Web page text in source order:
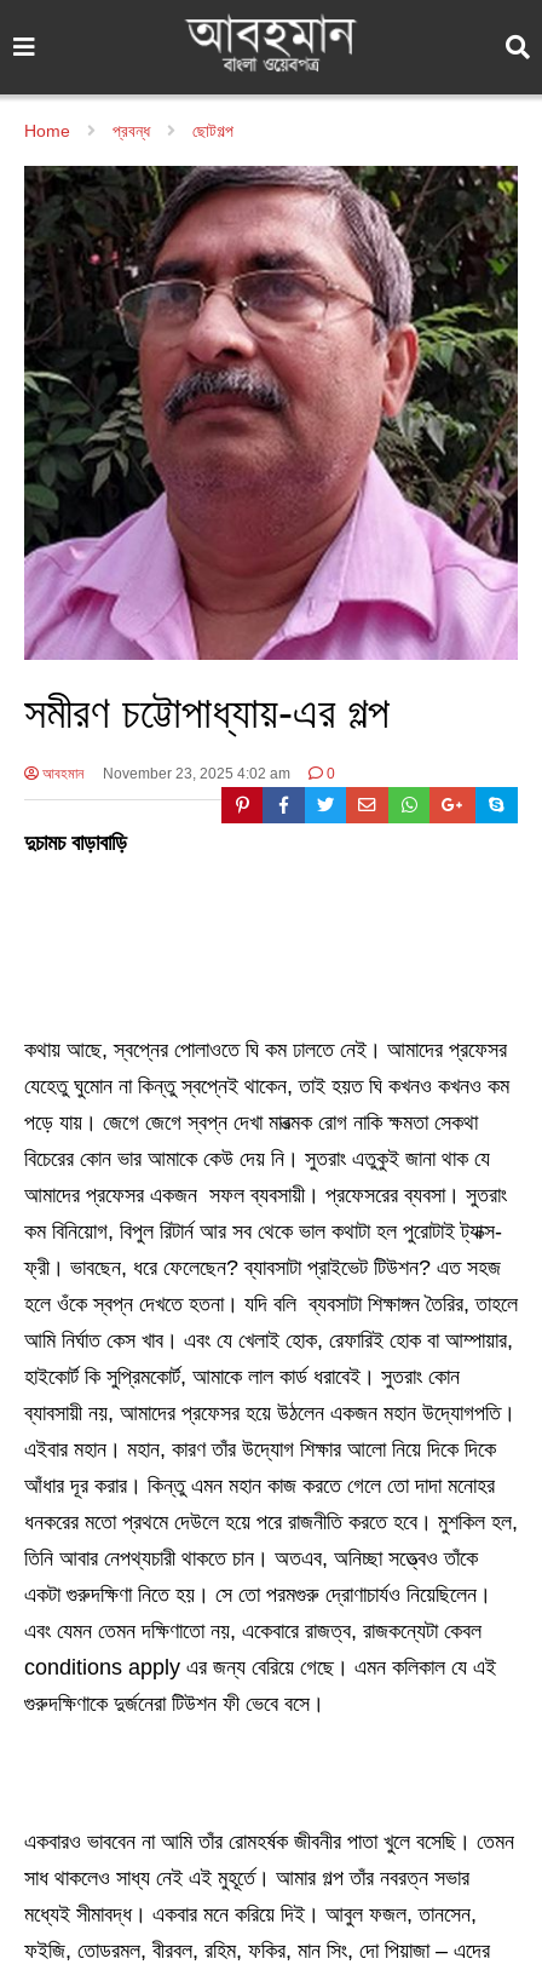
Home প্রবন্ধ ছোটগল্প
সমীরণ চট্টোপাধ্যায়-এর গল্প
আবহমান November 23, 2025 4:02 am 0
দুচামচ বাড়াবাড়ি
কথায় আছে, স্বপ্নের পোলাওতে ঘি কম ঢালতে নেই। আমাদের প্রফেসর
যেহেতু ঘুমোন না কিন্তু স্বপ্নেই থাকেন, তাই হয়ত ঘি কখনও কখনও কম
পড়ে যায়। জেগে জেগে স্বপ্ন দেখা মারত্মক রোগ নাকি ক্ষমতা সেকথা
বিচেরের কোন ভার আমাকে কেউ দেয় নি। সুতরাং এতুকুই জানা থাক যে
আমাদের প্রফেসর একজন সফল ব্যবসায়ী। প্রফেসরের ব্যবসা। সুতরাং
কম বিনিয়োগ, বিপুল রিটার্ন আর সব থেকে ভাল কথাটা হল পুরোটাই ট্যাক্স-
ফ্রী। ভাবছেন, ধরে ফেলেছেন? ব্যাবসাটা প্রাইভেট টিউশন? এত সহজ
হলে ওঁকে স্বপ্ন দেখতে হতনা। যদি বলি ব্যবসাটা শিক্ষাঙ্গন তৈরির, তাহলে
আমি নির্ঘাত কেস খাব। এবং যে খেলাই হোক, রেফারিই হোক বা আম্পায়ার,
হাইকোর্ট কি সুপ্রিমকোর্ট, আমাকে লাল কার্ড ধরাবেই। সুতরাং কোন
ব্যাবসায়ী নয়, আমাদের প্রফেসর হয়ে উঠলেন একজন মহান উদ্যোগপতি।
এইবার মহান। মহান, কারণ তাঁর উদ্যোগ শিক্ষার আলো নিয়ে দিকে দিকে
আঁধার দূর করার। কিন্তু এমন মহান কাজ করতে গেলে তো দাদা মনোহর
ধনকরের মতো প্রথমে দেউলে হয়ে পরে রাজনীতি করতে হবে। মুশকিল হল,
তিনি আবার নেপথ্যচারী থাকতে চান। অতএব, অনিচ্ছা সত্ত্বেও তাঁকে
একটা গুরুদক্ষিণা নিতে হয়। সে তো পরমগুরু দ্রোণাচার্যও নিয়েছিলেন।
এবং যেমন তেমন দক্ষিণাতো নয়, একেবারে রাজত্ব, রাজকন্যেটা কেবল
conditions apply এর জন্য বেরিয়ে গেছে। এমন কলিকাল যে এই
গুরুদক্ষিণাকে দুর্জনেরা টিউশন ফী ভেবে বসে।
একবারও ভাববেন না আমি তাঁর রোমহর্ষক জীবনীর পাতা খুলে বসেছি। তেমন
সাধ থাকলেও সাধ্য নেই এই মুহূর্তে। আমার গল্প তাঁর নবরত্ন সভার
মধ্যেই সীমাবদ্ধ। একবার মনে করিয়ে দিই। আবুল ফজল, তানসেন,
ফইজি, তোডরমল, বীরবল, রহিম, ফকির, মান সিং, দো পিয়াজা – এদের